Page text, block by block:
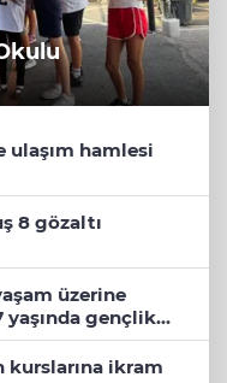
ulaşım hamlesi
8 gözaltı
üzerine
yaşında gençlik
kurslarına ikram